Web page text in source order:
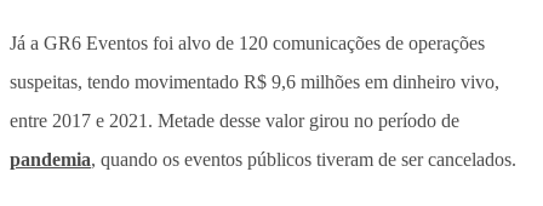
Já a GR6 Eventos foi alvo de 120 comunicações de operações
suspeitas, tendo movimentado R$ 9,6 milhões em dinheiro vivo,
entre 2017 e 2021. Metade desse valor girou no período de
pandemia, quando os eventos públicos tiveram de ser cancelados.